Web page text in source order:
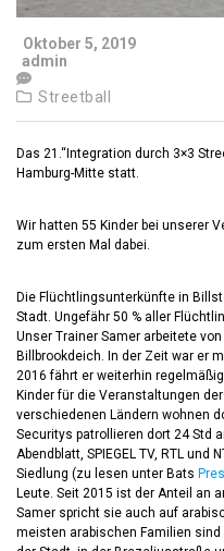
Oktober 5, 2019
admin
Streetball
Das 21.“Integration durch 3×3
Hamburg-Mitte statt.
Wir hatten 55 Kinder bei unserer
zum ersten Mal dabei.
Die Flüchtlingsunterkünfte in
Stadt. Ungefähr 50 % aller
Unser Trainer Samer arbeitete
Billbrookdeich. In der Zeit war er
2016 fährt er weiterhin
Kinder für die Veranstaltungen
verschiedenen Ländern wohnen
Securitys patrollieren dort 24 Std
Abendblatt, SPIEGEL TV, RTL und
Siedlung (zu lesen unter Bats
Leute. Seit 2015 ist der Anteil an
Samer spricht sie auch auf
meisten arabischen Familien